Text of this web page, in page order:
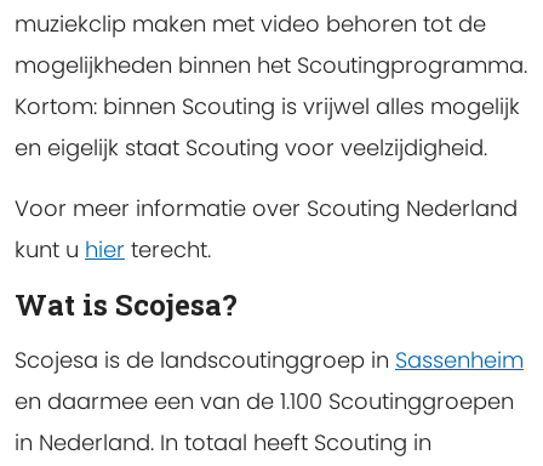
muziekclip maken met video behoren tot de
mogelijkheden binnen het Scoutingprogramma.
Kortom: binnen Scouting is vrijwel alles mogelijk
en eigelijk staat Scouting voor veelzijdigheid.
Voor meer informatie over Scouting Nederland
kunt u hier terecht.
Wat is Scojesa?
Scojesa is de landscoutinggroep in Sassenheim
en daarmee een van de 1.100 Scoutinggroepen
in Nederland. In totaal heeft Scouting in